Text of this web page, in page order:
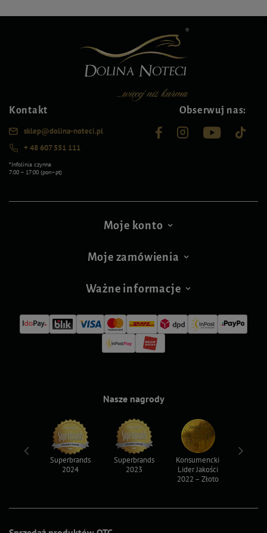
Kontakt
sklep@dolina-noteci.pl
+ 48 607 551 111
*Infolinia czynna
7:00 – 17:00 (pon–pt)
Obserwuj nas:
Moje konto
Moje zamówienia
Ważne informacje
Nasze nagrody
Superbrands
2024
Superbrands
2023
Konsumencki
Lider Jakości
2022 – Złoto